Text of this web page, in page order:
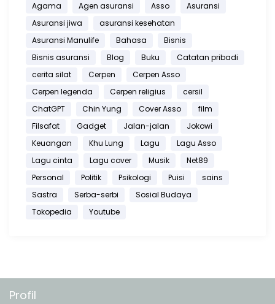
Agama Agen asuransi Asso
Asuransi
Asuransi jiwa
asuransi kesehatan
Asuransi Manulife
Bahasa
Bisnis
Bisnis asuransi
Blog Buku
Catatan pribadi
cerita silat
Cerpen
Cerpen Asso
Cerpen legenda
Cerpen religius
cersil
ChatGPT
Chin Yung Cover Asso
film
Filsafat
Gadget Jalan-jalan
Jokowi
Keuangan
Khu Lung Lagu
Lagu Asso
Lagu cinta
Lagu cover Musik
Net89
Personal
Politik Psikologi Puisi
sains
Sastra
Serba-serbi
Sosial Budaya
Tokopedia
Youtube
Profil